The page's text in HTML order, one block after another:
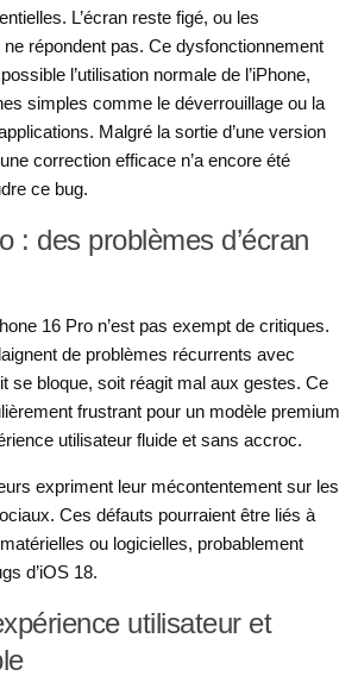
L’écran reste figé, ou les
répondent pas. Ce dysfonctionnement
l’utilisation normale de l’iPhone,
simples comme le déverrouillage ou la
Malgré la sortie d’une version
correction efficace n’a encore été
ce bug​.
: des problèmes d’écran
16 Pro n’est pas exempt de critiques.
de problèmes récurrents avec
se bloque, soit réagit mal aux gestes. Ce
frustrant pour un modèle premium
utilisateur fluide et sans accroc.
expriment leur mécontentement sur les
Ces défauts pourraient être liés à
ou logicielles, probablement
d’iOS 18.
utilisateur et